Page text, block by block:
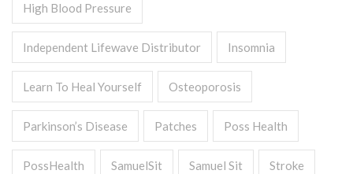
High Blood Pressure
Independent Lifewave Distributor Insomnia
Learn To Heal Yourself Osteoporosis
Parkinson’s Disease Patches Poss Health
PossHealth SamuelSit Samuel Sit Stroke